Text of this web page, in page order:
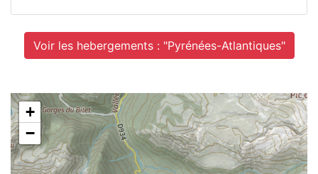
Voir les hebergements : "Pyrénées-Atlantiques"
+
−